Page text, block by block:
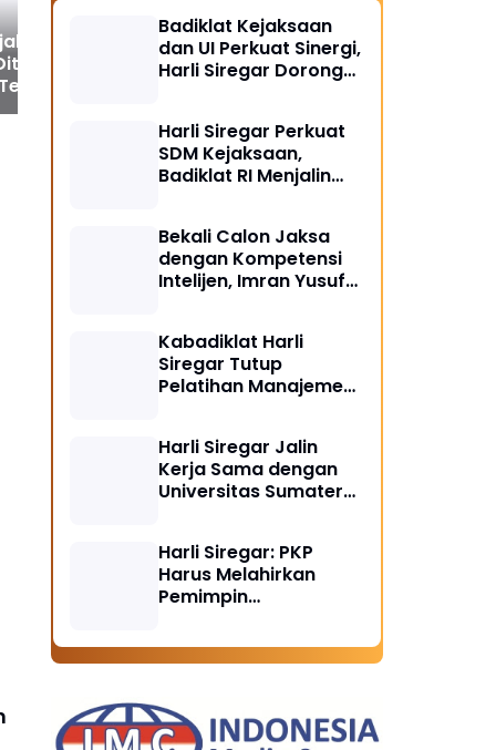
ke-80
Jaksa
sebagai
Kajari Erni Yusnita
Gaungkan Budaya Hidup
Sehat Lewat Jalan Sehat
Badiklat Kejaksaan
dan UI Perkuat Sinergi,
Harli Siregar Dorong
Harli Siregar Perkuat
SDM Kejaksaan,
Badiklat RI Menjalin
Bekali Calon Jaksa
dengan Kompetensi
Intelijen, Imran Yusuf
Penegakan Hukum
Kabadiklat Harli
Siregar Tutup
Pelatihan Manajemen
Jadi Agen Perubahan
di Seluruh Satker
Kejaksaan
Harli Siregar Jalin
Kerja Sama dengan
Universitas Sumatera
Universitas
Hasanuddin, Buka
Peluang Pegawai
Pendidikan Doktor
(S3) Hukum
Harli Siregar: PKP
Harus Melahirkan
Pemimpin
Penggerak
Transformasi
Indonesia Emas 2045